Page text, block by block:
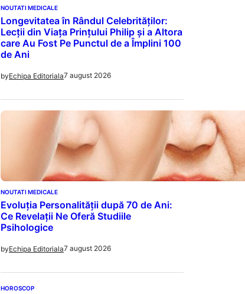
NOUTATI MEDICALE
Longevitatea în Rândul Celebrităților:
Lecții din Viața Prințului Philip și a Altora
care Au Fost Pe Punctul de a Împlini 100
de Ani
byEchipa Editoriala7 august 2026
NOUTATI MEDICALE
Evoluția Personalității după 70 de Ani:
Ce Revelații Ne Oferă Studiile
Psihologice
byEchipa Editoriala7 august 2026
HOROSCOP